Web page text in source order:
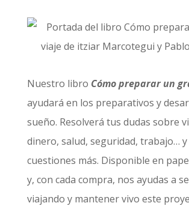
Nuestro libro Cómo preparar un
ayudará en los preparativos y
sueño. Resolverá tus dudas sobre
dinero, salud, seguridad, trabajo… y
cuestiones más. Disponible en
y, con cada compra, nos ayudas a
viajando y mantener vivo este